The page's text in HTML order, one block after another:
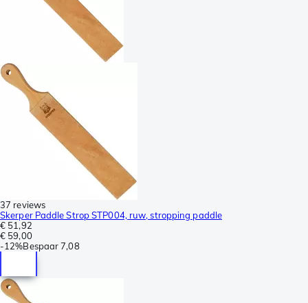
37 reviews
Skerper Paddle Strop STP004, ruw, stropping paddle
€ 51,92
€ 59,00
-12%Bespaar 7,08